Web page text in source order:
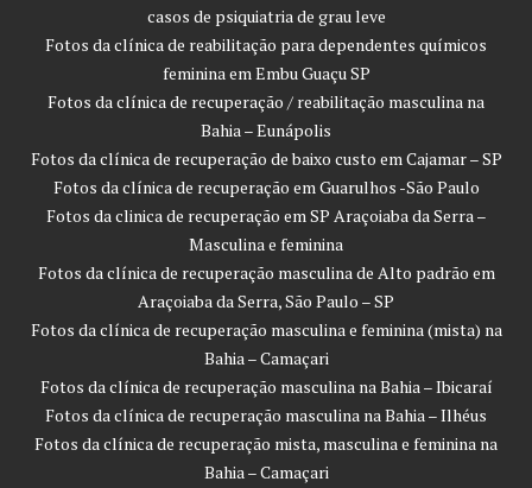
casos de psiquiatria de grau leve
Fotos da clínica de reabilitação para dependentes químicos
feminina em Embu Guaçu SP
Fotos da clínica de recuperação / reabilitação masculina na
Bahia – Eunápolis
Fotos da clínica de recuperação de baixo custo em Cajamar – SP
Fotos da clínica de recuperação em Guarulhos -São Paulo
Fotos da clinica de recuperação em SP Araçoiaba da Serra –
Masculina e feminina
Fotos da clínica de recuperação masculina de Alto padrão em
Araçoiaba da Serra, São Paulo – SP
Fotos da clínica de recuperação masculina e feminina (mista) na
Bahia – Camaçari
Fotos da clínica de recuperação masculina na Bahia – Ibicaraí
Fotos da clínica de recuperação masculina na Bahia – Ilhéus
Fotos da clínica de recuperação mista, masculina e feminina na
Bahia – Camaçari